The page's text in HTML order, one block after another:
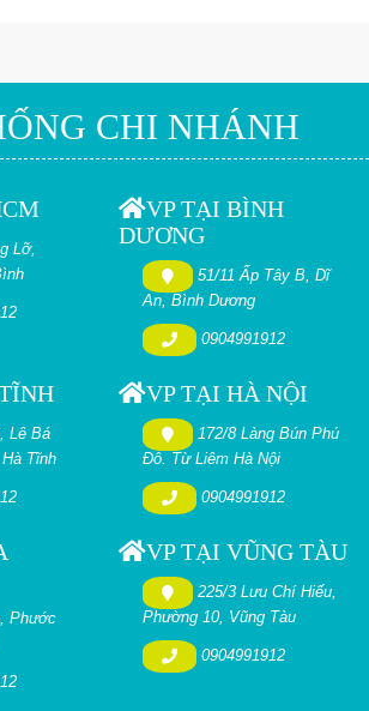
CHI NHÁNH
Lỡ,
VP TẠI BÌNH
DƯƠNG
51/11 Ấp Tây B, Dĩ
An, Bình Dương
0904991912
Lê Bá
Tĩnh
VP TẠI HÀ NỘI
172/8 Làng Bún Phú
Đô. Từ Liêm Hà Nội
0904991912
Phước
VP TẠI VŨNG TÀU
225/3 Lưu Chí Hiếu,
Phường 10, Vũng Tàu
0904991912